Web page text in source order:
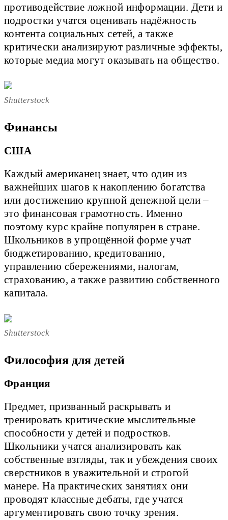
противодействие ложной информации. Дети и
подростки учатся оценивать надёжность
контента социальных сетей, а также
критически анализируют различные эффекты,
которые медиа могут оказывать на общество.
Shutterstock
Финансы
США
Каждый американец знает, что один из
важнейших шагов к накоплению богатства
или достижению крупной денежной цели –
это финансовая грамотность. Именно
поэтому курс крайне популярен в стране.
Школьников в упрощённой форме учат
бюджетированию, кредитованию,
управлению сбережениями, налогам,
страхованию, а также развитию собственного
капитала.
Shutterstock
Философия для детей
Франция
Предмет, призванный раскрывать и
тренировать критические мыслительные
способности у детей и подростков.
Школьники учатся анализировать как
собственные взгляды, так и убеждения своих
сверстников в уважительной и строгой
манере. На практических занятиях они
проводят классные дебаты, где учатся
аргументировать свою точку зрения.